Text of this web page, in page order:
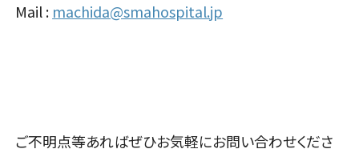
Mail : machida@smahospital.jp
ご不明点等あればぜひお気軽にお問い合わせくださ